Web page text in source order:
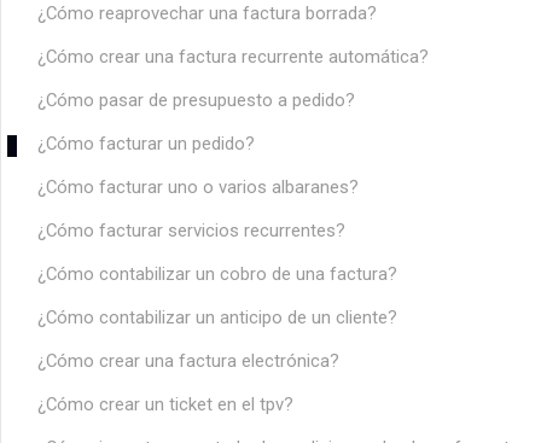
¿Cómo reaprovechar una factura borrada?
¿Cómo crear una factura recurrente automática?
¿Cómo pasar de presupuesto a pedido?
¿Cómo facturar un pedido?
¿Cómo facturar uno o varios albaranes?
¿Cómo facturar servicios recurrentes?
¿Cómo contabilizar un cobro de una factura?
¿Cómo contabilizar un anticipo de un cliente?
¿Cómo crear una factura electrónica?
¿Cómo crear un ticket en el tpv?